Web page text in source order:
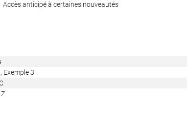
Accès anticipé à certaines nouveautés
Exemple 3